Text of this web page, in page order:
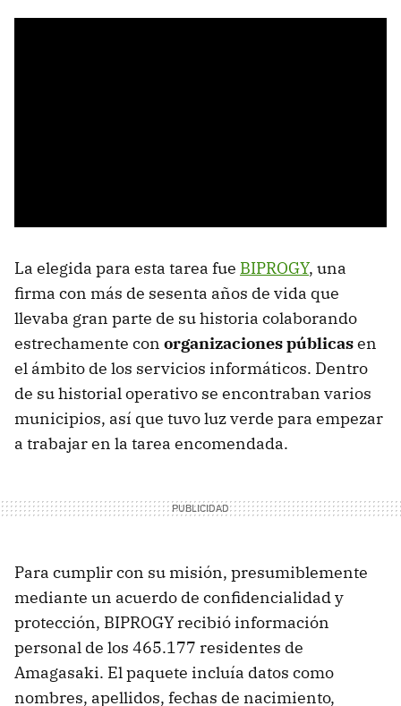
La elegida para esta tarea fue BIPROGY, una
firma con más de sesenta años de vida que
llevaba gran parte de su historia colaborando
estrechamente con organizaciones públicasen
el ámbito de los servicios informáticos. Dentro
de su historial operativo se encontraban varios
municipios, así que tuvo luz verde para empezar
a trabajar en la tarea encomendada.
Para cumplir con su misión, presumiblemente
mediante un acuerdo de confidencialidad y
protección, BIPROGY recibió información
personal de los 465.177 residentes de
Amagasaki. El paquete incluía datos como
nombres, apellidos, fechas de nacimiento,